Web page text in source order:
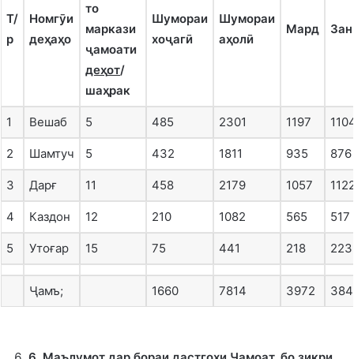
Т/
р
Номгӯи
деҳаҳо
то
маркази
ҷамоати
деҳот/
шаҳрак
Шумораи
хоҷагӣ
Шумораи
аҳолӣ
Мард Зан
1 Вешаб 5 485 2301 1197
2 Шамтуч 5 432 1811 935 876
3 Дарғ 11 458 2179 1057
4 Каздон 12 210 1082 565 517
5 Утоғар 15 75 441 218 223
Ҷамъ; 1660 7814 3972